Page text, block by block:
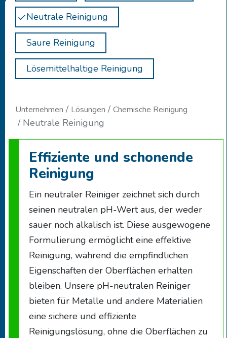
Neutrale Reinigung
Saure Reinigung
Lösemittelhaltige Reinigung
Unternehmen Lösungen Chemische Reinigung
Neutrale Reinigung
Effiziente und schonende
Reinigung
Ein neutraler Reiniger zeichnet sich durch
seinen neutralen pH-Wert aus, der weder
sauer noch alkalisch ist. Diese ausgewogene
Formulierung ermöglicht eine effektive
Reinigung, während die empfindlichen
Eigenschaften der Oberflächen erhalten
bleiben. Unsere pH-neutralen Reiniger
bieten für Metalle und andere Materialien
eine sichere und effiziente
Reinigungslösung, ohne die Oberflächen zu